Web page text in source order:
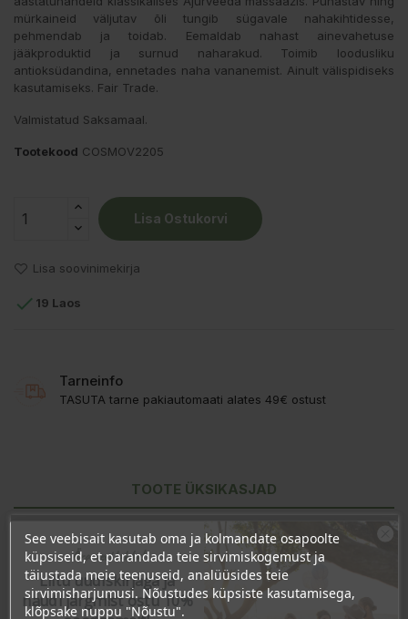
mürkaineid väljutav õli tungib sügavale nahakihtidesse,
pehmendab ja toidab. Eemaldab nahast ainevahetuse
jääkproduktid ja surnud naharakud. Toimib loodusliku
antioksüdandina, ennetades naha vananemist. Ainult välispidiseks
kasutamiseks. Fair Trade.
Valmistatud Saksamaal.
Tootekood COSMOV2205
Lisa Ostukorvi
Lisa soovinimekirja
 19 Laos
Tarneinfo
TASUTA tarne pakiautomaati alates 49€ ostust
TOOTE ÜKSIKASJAD
KLIENDI KOMMENTAARID
See veebisait kasutab oma ja kolmandate osapoolte
küpsiseid, et parandada teie sirvimiskogemust ja
täiustada meie teenuseid, analüüsides teie
sirvimisharjumusi. Nõustudes küpsiste kasutamisega,
klõpsake nuppu "Nõustu".
Ära veel lahku!
Liitu uudiskirjaga ja
naudi järgmist ostu 10%